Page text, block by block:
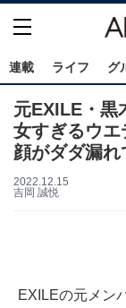
連載 ライフ グ
元EXILE・黒
女すぎるウ
顔がダダ漏れ
2022.12.15
吉岡 誠悦
EXILEの元メン